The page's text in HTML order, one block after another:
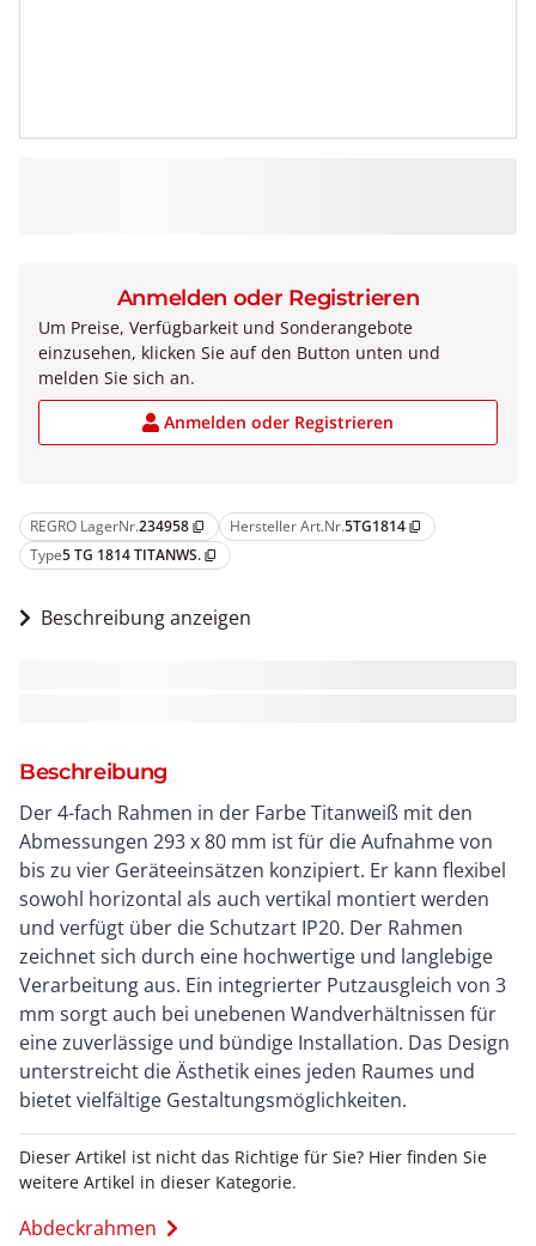
REGRO LagerNr.234958 content_copy Hersteller Art.Nr.5TG1814 content_copy
Type5 TG 1814 TITANWS. content_copy
Beschreibung anzeigen
Beschreibung
Der 4-fach Rahmen in der Farbe Titanweiß mit den
Abmessungen 293 x 80 mm ist für die Aufnahme von
bis zu vier Geräteeinsätzen konzipiert. Er kann flexibel
sowohl horizontal als auch vertikal montiert werden
und verfügt über die Schutzart IP20. Der Rahmen
zeichnet sich durch eine hochwertige und langlebige
Verarbeitung aus. Ein integrierter Putzausgleich von 3
mm sorgt auch bei unebenen Wandverhältnissen für
eine zuverlässige und bündige Installation. Das Design
unterstreicht die Ästhetik eines jeden Raumes und
bietet vielfältige Gestaltungsmöglichkeiten.
Dieser Artikel ist nicht das Richtige für Sie? Hier finden Sie
weitere Artikel in dieser Kategorie.
Abdeckrahmen
Anmelden oder Registrieren
Um Preise, Verfügbarkeit und Sonderangebote
einzusehen, klicken Sie auf den Button unten und
melden Sie sich an.
Anmelden oder Registrieren